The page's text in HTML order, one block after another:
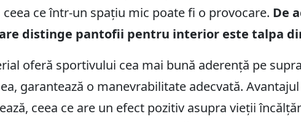
ceea ce într-un spațiu mic poate fi o provocare. De
distinge pantofii pentru interior este talpa
oferă sportivului cea mai bună aderență pe
garantează o manevrabilitate adecvată.
ceea ce are un efect pozitiv asupra vieții